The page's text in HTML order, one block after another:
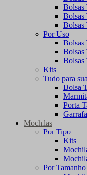
Bolsas
Bolsas
Bolsas
Por Uso
Bolsas
Bolsas
Bolsas
Kits
Tudo para
Bolsa
Porta
Mochilas
Por Tipo
Kits
Por Tamanho